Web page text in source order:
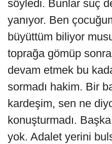
söyledi. Bunlar suç
yanıyor. Ben
büyüttüm biliyor
toprağa gömüp
devam etmek bu
sormadı hakim. Bir
kardeşim, sen ne
konuşturmadı.
yok. Adalet yerini